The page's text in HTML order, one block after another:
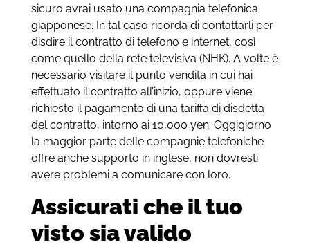
sicuro avrai usato una compagnia telefonica
giapponese. In tal caso ricorda di contattarli per
disdire il contratto di telefono e internet, così
come quello della rete televisiva (NHK). A volte è
necessario visitare il punto vendita in cui hai
effettuato il contratto all’inizio, oppure viene
richiesto il pagamento di una tariffa di disdetta
del contratto, intorno ai 10,000 yen. Oggigiorno
la maggior parte delle compagnie telefoniche
offre anche supporto in inglese, non dovresti
avere problemi a comunicare con loro.
Assicurati che il tuo
visto sia valido